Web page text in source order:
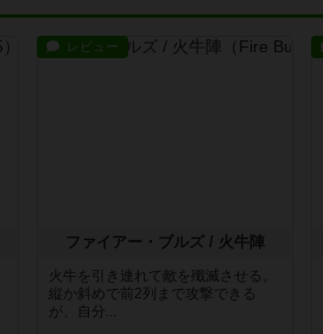
レビュー
ファイアー・ブルズ / 火牛陣
火牛を引き連れて敵を殲滅させる。
縦か斜めで前2列まで攻撃できる
が、自分...